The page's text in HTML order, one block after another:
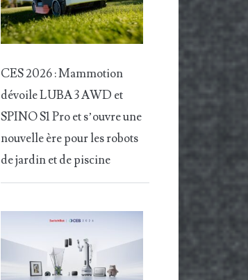
CES 2026 : Mammotion
dévoile LUBA 3 AWD et
SPINO S1 Pro et s’ouvre une
nouvelle ère pour les robots
de jardin et de piscine